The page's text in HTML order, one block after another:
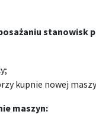
stanowisk
kupnie nowej
maszyn: